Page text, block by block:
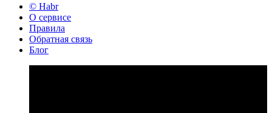
© Habr
О сервисе
Правила
Обратная связь
Блог